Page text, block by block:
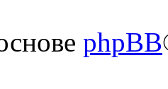
phpBB